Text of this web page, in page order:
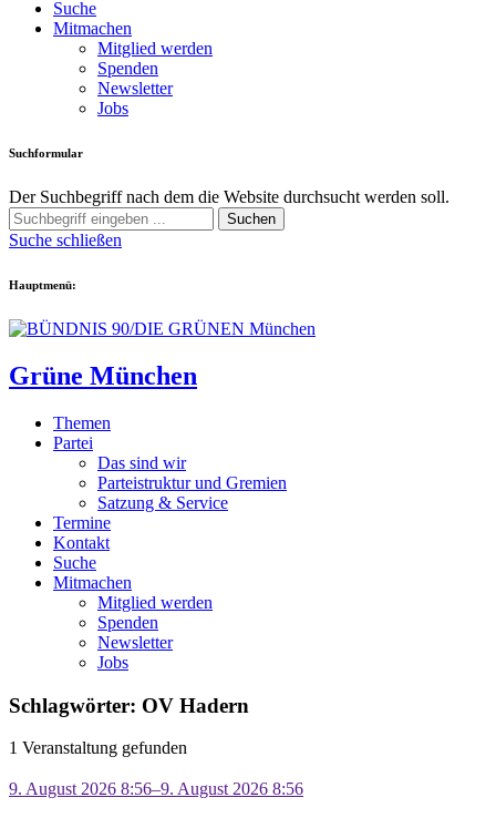
Suche
Mitmachen
Mitglied werden
Spenden
Newsletter
Jobs
Suchformular
Der Suchbegriff nach dem die Website durchsucht werden soll.
Suchen
Suche schließen
Hauptmenü:
Grüne München
Themen
Partei
Das sind wir
Parteistruktur und Gremien
Satzung & Service
Termine
Kontakt
Suche
Mitmachen
Mitglied werden
Spenden
Newsletter
Jobs
Schlagwörter: OV Hadern
1 Veranstaltung gefunden
9. August 2026 8:56–9. August 2026 8:56